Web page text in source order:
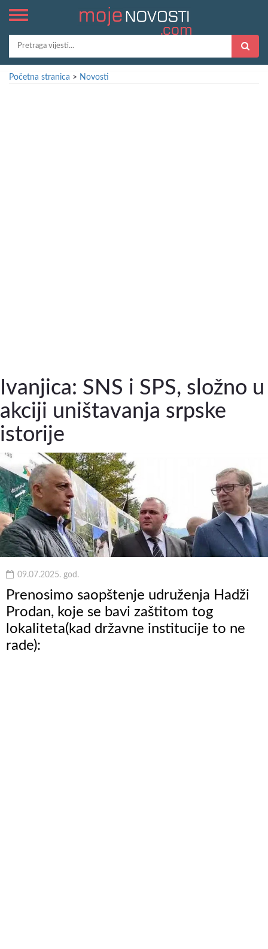
Početna stranica > Novosti
Ivanjica: SNS i SPS, složno u
akciji uništavanja srpske
istorije
09.07.2025. god.
Prenosimo saopštenje udruženja Hadži
Prodan, koje se bavi zaštitom tog
lokaliteta(kad državne institucije to ne
rade):